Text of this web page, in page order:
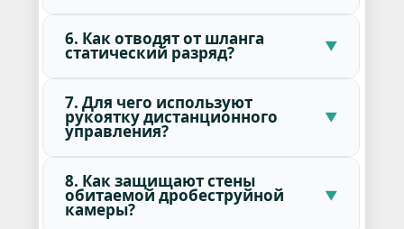
6. Как отводят от шланга
статический разряд?
7. Для чего используют
рукоятку дистанционного
управления?
8. Как защищают стены
обитаемой дробеструйной
камеры?